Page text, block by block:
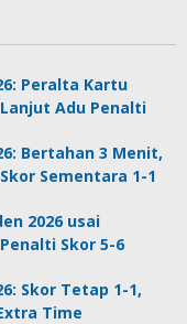
Peralta Kartu
Adu Penalti
Bertahan 3 Menit,
Sementara 1-1
2026 usai
Skor 5-6
Skor Tetap 1-1,
Time